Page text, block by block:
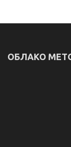
ОБЛАКО